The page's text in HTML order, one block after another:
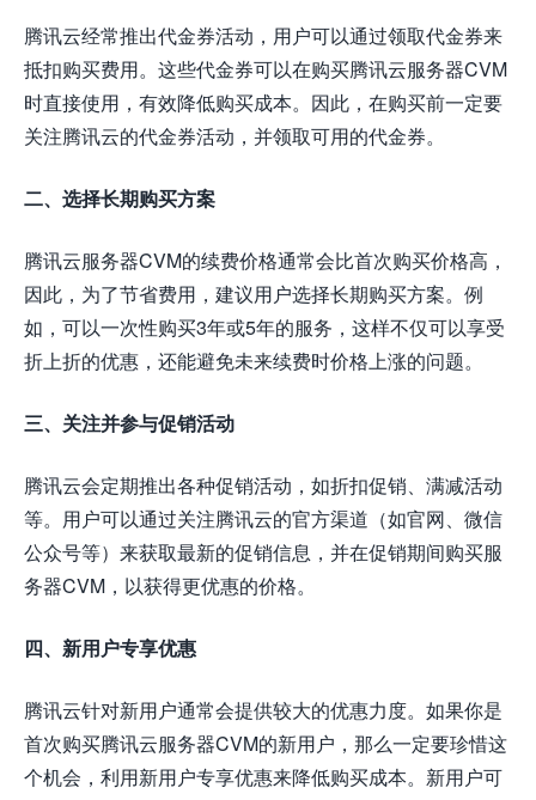
腾讯云经常推出代金券活动，用户可以通过领取代金券来
抵扣购买费用。这些代金券可以在购买腾讯云服务器CVM
时直接使用，有效降低购买成本。因此，在购买前一定要
关注腾讯云的代金券活动，并领取可用的代金券。
二、选择长期购买方案
腾讯云服务器CVM的续费价格通常会比首次购买价格高，
因此，为了节省费用，建议用户选择长期购买方案。例
如，可以一次性购买3年或5年的服务，这样不仅可以享受
折上折的优惠，还能避免未来续费时价格上涨的问题。
三、关注并参与促销活动
腾讯云会定期推出各种促销活动，如折扣促销、满减活动
等。用户可以通过关注腾讯云的官方渠道（如官网、微信
公众号等）来获取最新的促销信息，并在促销期间购买服
务器CVM，以获得更优惠的价格。
四、新用户专享优惠
腾讯云针对新用户通常会提供较大的优惠力度。如果你是
首次购买腾讯云服务器CVM的新用户，那么一定要珍惜这
个机会，利用新用户专享优惠来降低购买成本。新用户可